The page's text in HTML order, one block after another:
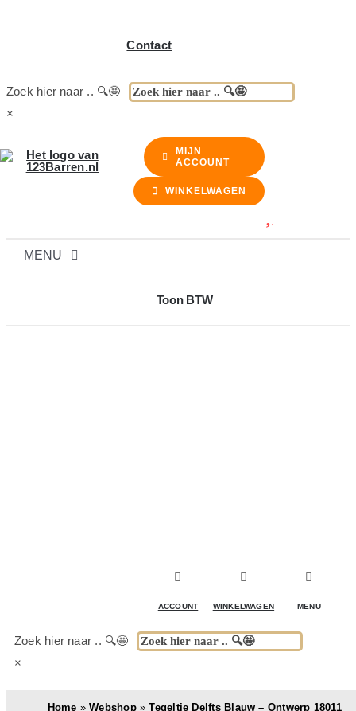
Contact
Zoek hier naar .. 🔍🤩
×
MIJN
ACCOUNT
WINKELWAGEN
MENU
Toon BTW
ACCOUNT WINKELWAGEN MENU
Zoek hier naar .. 🔍🤩
×
Home »Webshop»Tegeltje Delfts Blauw – Ontwerp 18011